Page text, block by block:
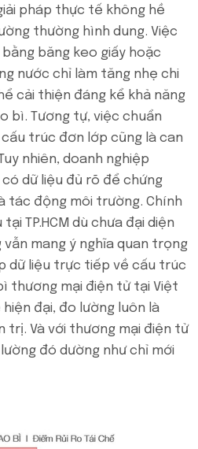
pháp thực tế không hề
thường hình dung. Việc
băng keo giấy hoặc
nước chỉ làm tăng nhẹ chi
cải thiện đáng kể khả năng
bì. Tương tự, việc chuẩn
trúc đơn lớp cũng là can
nhiên, doanh nghiệp
dữ liệu đủ rõ để chứng
tác động môi trường. Chính
TP.HCM dù chưa đại diện
mang ý nghĩa quan trọng
dữ liệu trực tiếp về cấu trúc
thương mại điện tử tại Việt
hiện đại, đo lường luôn là
trị. Và với thương mại điện tử
đó dường như chỉ mới